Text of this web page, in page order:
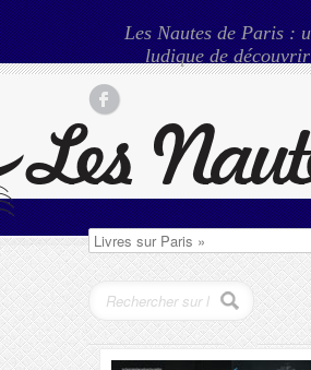
Les Nautes de Paris :
ludique de